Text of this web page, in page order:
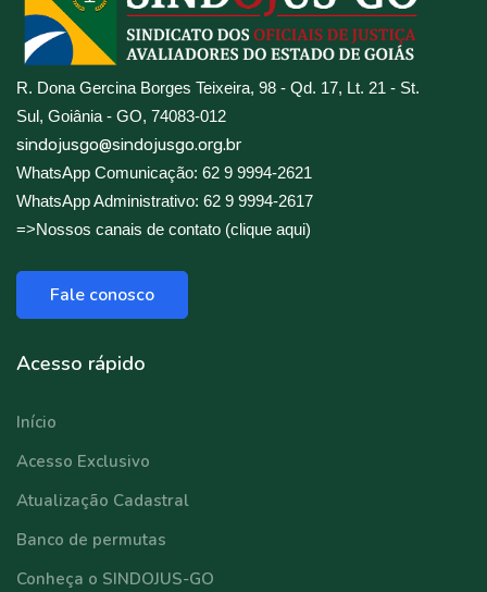
R. Dona Gercina Borges Teixeira, 98 - Qd. 17, Lt. 21 - St.
Sul, Goiânia - GO, 74083-012
sindojusgo@sindojusgo.org.br
WhatsApp Comunicação: 62 9 9994-2621
WhatsApp Administrativo: 62 9 9994-2617
=>Nossos canais de contato (clique aqui)
Fale conosco
Acesso rápido
Início
Acesso Exclusivo
Atualização Cadastral
Banco de permutas
Conheça o SINDOJUS-GO